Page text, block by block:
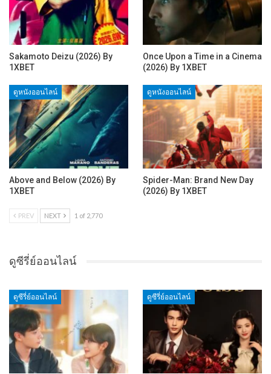
Sakamoto Deizu (2026) By
1XBET
Once Upon a Time in a Cinema
(2026) By 1XBET
ดูหนังออนไลน์
Above and Below (2026) By
1XBET
ดูหนังออนไลน์
Spider-Man: Brand New Day
(2026) By 1XBET
PREV NEXT 1 of 2,770
ดูซีรี่ย์ออนไลน์
ดูซีรี่ย์ออนไลน์ ดูซีรี่ย์ออนไลน์